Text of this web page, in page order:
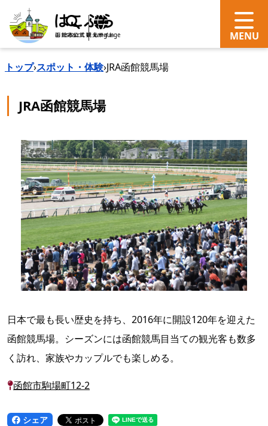
search Language
トップ›スポット・体験›JRA函館競馬場
JRA函館競馬場
日本で最も長い歴史を持ち、2016年に開設120年を迎えた
函館競馬場。シーズンには函館競馬目当ての観光客も数多
く訪れ、家族やカップルでも楽しめる。
函館市駒場町12-2
シェア